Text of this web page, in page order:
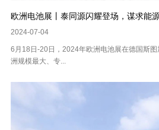
2024-07-04
6月18日-20日，2024年欧洲电池展在德国斯
洲规模最大、专...